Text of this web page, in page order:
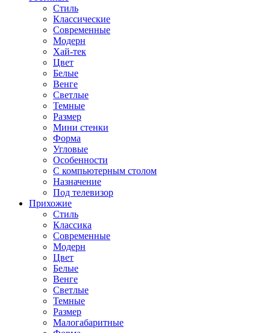
Стиль
Классические
Современные
Модерн
Хай-тек
Цвет
Белые
Венге
Светлые
Темные
Размер
Мини стенки
Форма
Угловые
Особенности
С компьютерным столом
Назначение
Под телевизор
Прихожие
Стиль
Классика
Современные
Модерн
Цвет
Белые
Венге
Светлые
Темные
Размер
Малогабаритные